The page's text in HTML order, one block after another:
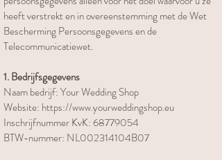
heeft verstrekt en in overeenstemming met de Wet
Bescherming Persoonsgegevens en de
Telecommunicatiewet.
1. Bedrijfsgegevens
Naam bedrijf: Your Wedding Shop
Website: https://www.yourweddingshop.eu
Inschrijfnummer KvK: 68779054
BTW-nummer: NL002314104B07